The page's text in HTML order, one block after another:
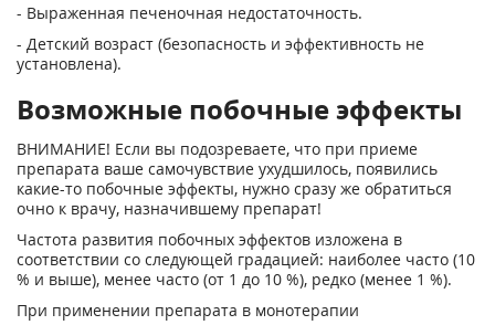
- Выраженная печеночная недо­статочность.
- Детский возраст (безопасность и эффективность не
установлена).
Возможные побочные эффекты
ВНИМАНИЕ! Если вы подозреваете, что при приеме
препарата ваше самочувствие ухудшилось, появились
какие-то побочные эффекты, нужно сразу же обратиться
очно к врачу, назначившему препарат!
Частота развития побочных эффектов изложена в
соответствии со следую­щей градацией: наиболее часто (10
% и выше), менее часто (от 1 до 10 %), редко (менее 1 %).
При применении препарата в монотерапии